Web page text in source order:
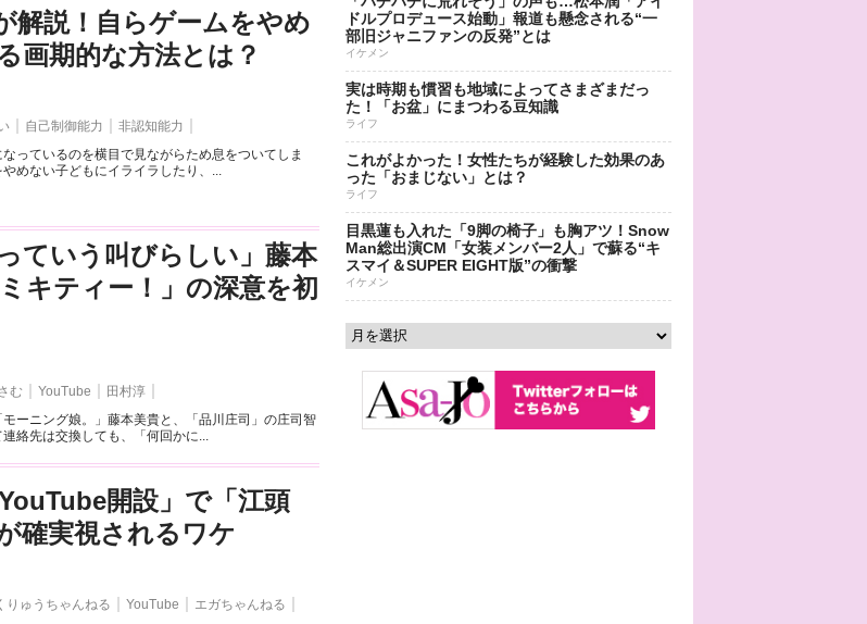
解説！自らゲームをやめ
画期的な方法とは？
自己制御能力
非認知能力
っているのを横目で見ながらため息をついてしま
めない子どもにイライラしたり、...
ていう叫びらしい」藤本
キティー！」の深意を初
む YouTube
田村淳
ーニング娘。」藤本美貴と、「品川庄司」の庄司智
絡先は交換しても、「何回かに...
開設」で「江頭
確実視されるワケ
りゅうちゃんねる YouTube
エガちゃんねる
ドルプロデュース始動」報道も懸念される“一
部旧ジャニファンの反発”とは
イケメン
実は時期も慣習も地域によってさまざまだっ
た！「お盆」にまつわる豆知識
ライフ
これがよかった！女性たちが経験した効果のあ
った「おまじない」とは？
ライフ
目黒蓮も入れた「9脚の椅子」も胸アツ！Snow
Man総出演CM「女装メンバー2人」で蘇る“キ
スマイ＆SUPER EIGHT版”の衝撃
イケメン